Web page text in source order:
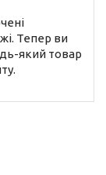
Тепер ви
який товар